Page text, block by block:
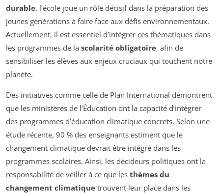
durable, l’école joue un rôle décisif dans la préparation des
jeunes générations à faire face aux défis environnementaux.
Actuellement, il est essentiel d’intégrer ces thématiques dans
les programmes de la scolarité obligatoire, afin de
sensibiliser les élèves aux enjeux cruciaux qui touchent notre
planète.
Des initiatives comme celle de Plan International démontrent
que les ministères de l’Éducation ont la capacité d’intégrer
des programmes d’éducation climatique concrets. Selon une
étude récente, 90 % des enseignants estiment que le
changement climatique devrait être intégré dans les
programmes scolaires. Ainsi, les décideurs politiques ont la
responsabilité de veiller à ce que les thèmes du
changement climatique trouvent leur place dans les